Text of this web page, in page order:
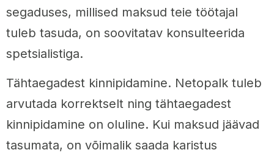
segaduses, millised maksud teie töötajal
tuleb tasuda, on soovitatav konsulteerida
spetsialistiga.
Tähtaegadest kinnipidamine. Netopalk tuleb
arvutada korrektselt ning tähtaegadest
kinnipidamine on oluline. Kui maksud jäävad
tasumata, on võimalik saada karistus